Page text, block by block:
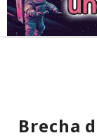
Brecha